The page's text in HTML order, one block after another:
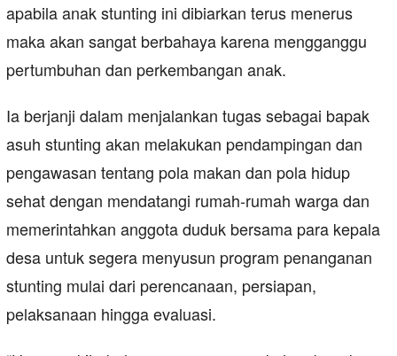
apabila anak stunting ini dibiarkan terus menerus
maka akan sangat berbahaya karena mengganggu
pertumbuhan dan perkembangan anak.
Ia berjanji dalam menjalankan tugas sebagai bapak
asuh stunting akan melakukan pendampingan dan
pengawasan tentang pola makan dan pola hidup
sehat dengan mendatangi rumah-rumah warga dan
memerintahkan anggota duduk bersama para kepala
desa untuk segera menyusun program penanganan
stunting mulai dari perencanaan, persiapan,
pelaksanaan hingga evaluasi.